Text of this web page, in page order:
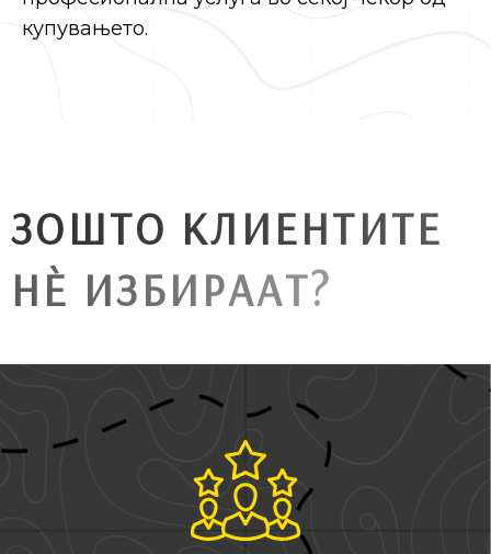
купувањето.
ЗОШТО КЛ ИЕНТИТЕ
НÈ ИЗБИРААТ?